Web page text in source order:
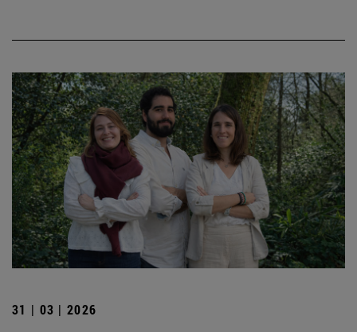
31 | 03 | 2026